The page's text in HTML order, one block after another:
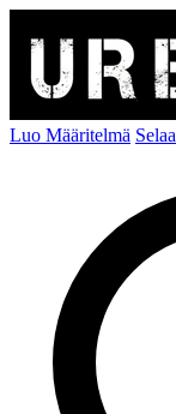
Luo Määritelmä Selaa